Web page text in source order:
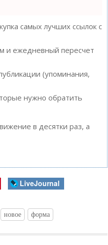
самых лучших ссылок с
и ежедневный пересчет
(упоминания,
нужно обратить
в десятки раз, а
LiveJournal
новое форма